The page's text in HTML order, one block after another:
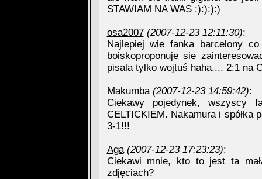
STAWIAM NA WAS :):):):)
osa2007 (2007-12-23 12:11:30):
Najlepiej wie fanka barcelony
boiskoproponuje sie
pisala tylko wojtuś haha.... 2:1 na
Makumba (2007-12-23 14:59:42):
Ciekawy pojedynek, wszyscy
CELTICKIEM. Nakamura i spółka
3-1!!!
Aga (2007-12-23 17:23:23):
Ciekawi mnie, kto to jest ta
zdjęciach?